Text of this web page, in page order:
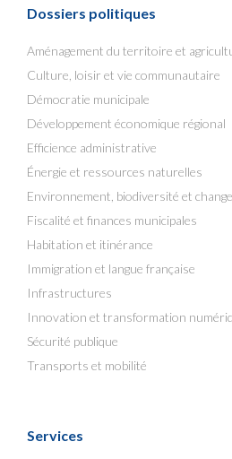
Dossiers politiques
Aménagement du territoire et
Culture, loisir et vie communautaire
Démocratie municipale
Développement économique régional
Efficience administrative
Énergie et ressources naturelles
Environnement, biodiversité et
Fiscalité et finances municipales
Habitation et itinérance
Immigration et langue française
Infrastructures
Innovation et transformation
Sécurité publique
Transports et mobilité
Services